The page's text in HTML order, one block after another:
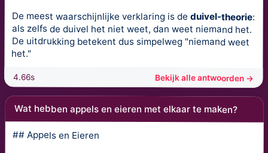
De meest waarschijnlijke verklaring is de duivel-theorie:
als zelfs de duivel het niet weet, dan weet niemand het.
De uitdrukking betekent dus simpelweg "niemand weet
het."
4.66s Bekijk alle antwoorden →
Wat hebben appels en eieren met elkaar te maken?
## Appels en Eieren